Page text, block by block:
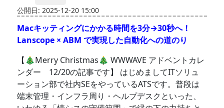
公開日: 2025-12-20 15:00
Macキッティングにかかる時間を3分→30秒へ！
Lanscope × ABM で実現した自動化への道のり
【🎄Merry Christmas🎄 WWWAVE アドベントカレ
ンダー 12/20の記事です】 はじめましてITソリュ
ーション部で社内SEをやっているATSです。普段は
端末管理・インフラ周り・ヘルプデスクといった、